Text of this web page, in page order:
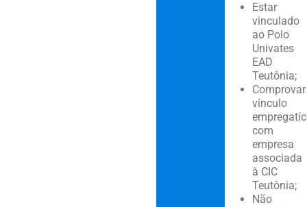
Estar
vinculado
ao Polo
Univates
EAD
Teutônia;
Comprovar
vínculo
com
empresa
associada
à CIC
Teutônia;
Não